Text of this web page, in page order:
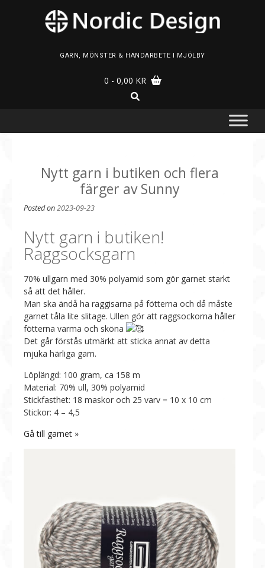
GARN, MÖNSTER & HANDARBETE I MJÖLBY
0 - 0,00 KR
Nytt garn i butiken och flera
färger av Sunny
Posted on2023-09-23
Nytt garn i butiken!
Raggsocksgarn
70% ullgarn med 30% polyamid som gör garnet starkt
så att det håller.
Man ska ändå ha raggisarna på fötterna och då måste
garnet tåla lite slitage. Ullen gör att raggsockorna håller
fötterna varma och sköna
Det går förstås utmärkt att sticka annat av detta
mjuka härliga garn.
Löplängd: 100 gram, ca 158 m
Material: 70% ull, 30% polyamid
Stickfasthet: 18 maskor och 25 varv = 10 x 10 cm
Stickor: 4 – 4,5
Gå till garnet »